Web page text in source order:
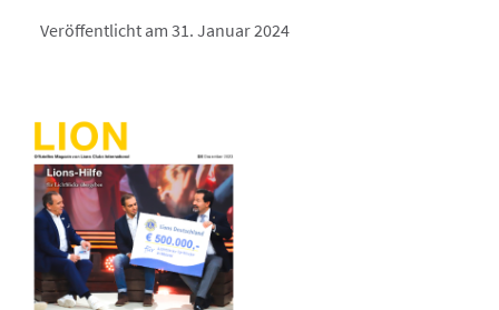
Veröffentlicht am 31. Januar 2024